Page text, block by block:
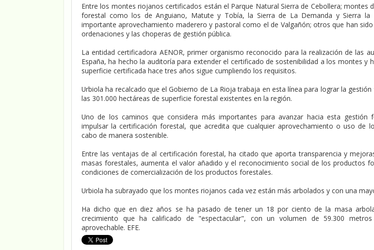
Entre los montes riojanos certificados están el Parque Natural Sierra de Cebollera; montes
forestal como los de Anguiano, Matute y Tobía, la Sierra de La Demanda y Sierra la
importante aprovechamiento maderero y pastoral como el de Valgañón; otros que han
ordenaciones y las choperas de gestión pública.
La entidad certificadora AENOR, primer organismo reconocido para la realización de las
España, ha hecho la auditoría para extender el certificado de sostenibilidad a los montes y
superficie certificada hace tres años sigue cumpliendo los requisitos.
Urbiola ha recalcado que el Gobierno de La Rioja trabaja en esta línea para lograr la
las 301.000 hectáreas de superficie forestal existentes en la región.
Uno de los caminos que considera más importantes para avanzar hacia esta gestión
impulsar la certificación forestal, que acredita que cualquier aprovechamiento o uso de
cabo de manera sostenible.
Entre las ventajas de al certificación forestal, ha citado que aporta transparencia y
masas forestales, aumenta el valor añadido y el reconocimiento social de los productos
condiciones de comercialización de los productos forestales.
Urbiola ha subrayado que los montes riojanos cada vez están más arbolados y con una
Ha dicho que en diez años se ha pasado de tener un 18 por ciento de la masa
crecimiento que ha calificado de "espectacular", con un volumen de 59.300
aprovechable. EFE.